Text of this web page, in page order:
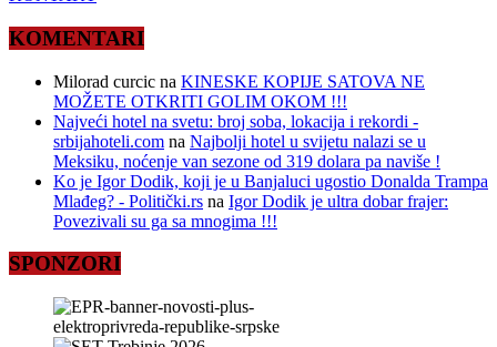
KOMENTARI
Milorad curcic na KINESKE KOPIJE SATOVA NE
MOŽETE OTKRITI GOLIM OKOM !!!
Najveći hotel na svetu: broj soba, lokacija i rekordi -
srbijahoteli.com na Najbolji hotel u svijetu nalazi se u
Meksiku, noćenje van sezone od 319 dolara pa naviše !
Ko je Igor Dodik, koji je u Banjaluci ugostio Donalda Trampa
Mlađeg? - Politički.rs na Igor Dodik je ultra dobar frajer:
Povezivali su ga sa mnogima !!!
SPONZORI